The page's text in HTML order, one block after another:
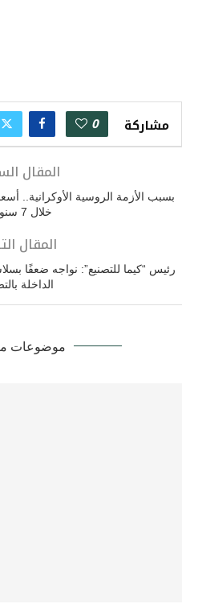
مشاركة 0
المقال
بسبب الأزمة الروسية الأوكرانية..
خلال 7 سنوات
المقال
رئيس “كيما للتصنيع”: نواجه ضعفًا
الداخلة
موضوعات